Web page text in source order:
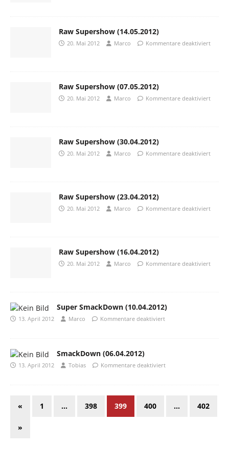
Raw Supershow (14.05.2012)
20. Mai 2012 Marco Kommentare deaktiviert
Raw Supershow (07.05.2012)
20. Mai 2012 Marco Kommentare deaktiviert
Raw Supershow (30.04.2012)
20. Mai 2012 Marco Kommentare deaktiviert
Raw Supershow (23.04.2012)
20. Mai 2012 Marco Kommentare deaktiviert
Raw Supershow (16.04.2012)
20. Mai 2012 Marco Kommentare deaktiviert
Super SmackDown (10.04.2012)
13. April 2012 Marco Kommentare deaktiviert
SmackDown (06.04.2012)
13. April 2012 Tobias Kommentare deaktiviert
« 1 … 398 399 400 … 402
»